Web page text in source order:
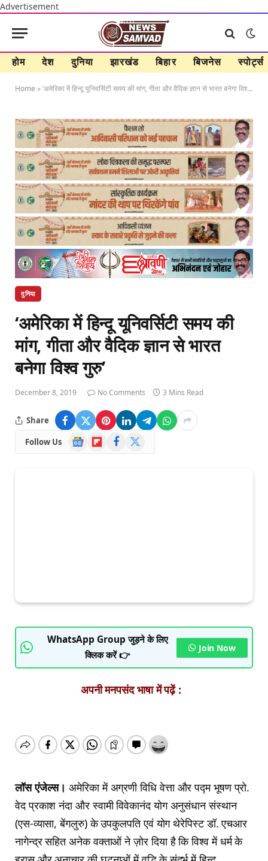
Advertisement
होम देश दुनिया झारखंड बिहार बिजनेस स्पोर्ट्स
Home »‘अमेरिका में हिन्दू यूनिवर्सिटी समय की मांग, गीता और वैदिक ज्ञान से भारत बनेगा विश्व गुरु’
दुनिया
‘अमेरिका में हिन्दू यूनिवर्सिटी समय की
मांग, गीता और वैदिक ज्ञान से भारत
बनेगा विश्व गुरु’
December 8, 2019 No Comments 3 Mins Read
Share
Follow Us
Google
News
FlipboardFacebook
WhatsApp Group जुड़ने के लिए
क्लिक करें 👉
Join Now
अपनी मनपसंद भाषा में पढ़ें :
लॉस एंजेल्स। अमेरिका में अग्रणी विधि वेत्ता और पद्म भूषण प्रो.
वेद प्रकाश नंदा और स्वामी विवेकानंद योग अनुसंधान संस्थान
(एस-व्यासा, बेंगलुरु) के उपकुलपति एवं योग थेरेपिस्ट डॉ. एचआर
नागेन्द्र सहित अनेक वक्ताओं ने ज़ोर दिया है कि विश्व में धर्म के